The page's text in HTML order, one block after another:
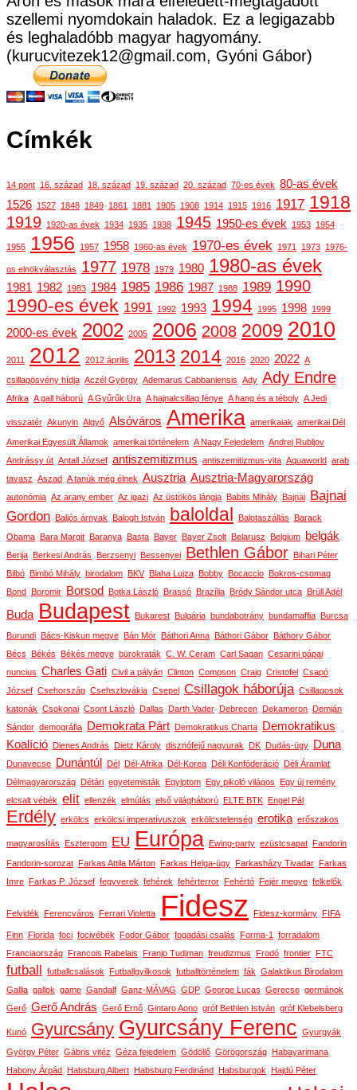
szellemi nyomdokain haladok. Ez a legigazabb
és leghaladóbb magyar hagyomány.
(kurucvitezek12@gmail.com, Gyóni Gábor)
Címkék
14 pont 16. század 18. század 19. század 20. század 70-es évek 80-as évek
1526 1527 1848 1849 1861 1881 1905 1908 1914 1915 1916 1917 1918
1919 1920-as évek 1934 1935 1938 1945 1950-es évek 1953 1954
1955 1956 1957 1958 1960-as évek 1970-es évek 1971 1973 1976-
os elnökválasztás 1977 1978 1979 1980 1980-as évek
1981 1982 1983 1984 1985 1986 1987 1988 1989 1990
1990-es évek 1991 1992 1993 1994 1995 1998 1999
2000-es évek 2002 2005 2006 2008 2009 2010
2011 2012 2012 április 2013 2014 2016 2020 2022 A
csillagösvény hídja Aczél György Ademarus Cabbaniensis Ady Ady Endre
Afrika A gall háború A Gyűrűk Ura A hajnalcsillag fénye A hang és a téboly A Jedi
visszatér Akunyin Algyő Alsóváros Amerika amerikaiak amerikai Dél
Amerikai Egyesült Államok amerikai történelem A Nagy Fejedelem Andrej Rubljov
Andrássy út Antall József antiszemitizmus antiszemitizmus-vita Aquaworld arab
tavasz Aszad A tanúk még élnek Ausztria Ausztria-Magyarország
autonómia Az arany ember Az igazi Az üstökös lángja Babits Mihály Bajnai Bajnai
Gordon Baljós árnyak Balogh István baloldal Balotaszállás Barack
Obama Bara Margit Baranya Basta Bayer Bayer Zsolt Belarusz Belgium belgák
Berija Berkesi András Berzsenyi Bessenyei Bethlen Gábor Bihari Péter
Bilbó Bimbó Mihály birodalom BKV Blaha Lujza Bobby Bocaccio Bokros-csomag
Bond Boromir Borsod Botka László Brassó Brazília Bródy Sándor utca Brüll Adél
Buda Budapest Bukarest Bulgária bundabotrány bundamaffia Burcsa
Burundi Bács-Kiskun megye Bán Mór Báthori Anna Báthori Gábor Báthory Gábor
Bécs Békés Békés megye bürokraták C. W. Ceram Carl Sagan Cesarini pápai
nuncius Charles Gati Civil a pályán Clinton Compson Craig Cristofel Csapó
József Csehország Csehszlovákia Csepel Csillagok háborúja Csillagosok
katonák Csokonai Csont László Dallas Darth Vader Debrecen Dekameron Demján
Sándor demográfia Demokrata Párt Demokratikus Charta
Demokratikus
Koalíció Dienes András Dietz Károly disznófejű nagyurak DK Dudás-ügy Duna
Dunavecse Dunántúl Dél Dél-Afrika Dél-Korea Déli Konföderáció Déli Áramlat
Délmagyarország Détári egyetemisták Egyiptom Egy pikoló világos Egy új remény
elcsalt vébék elit ellenzék elmúlás első világháború ELTE BTK Engel Pál
Erdély erkölcs erkölcsi imperatívuszok erkölcstelenség erotika erőszakos
magyarosítás Esztergom EU Európa Ewing-party ezüstcsapat Fandorin
Fandorin-sorozat Farkas Attila Márton Farkas Helga-ügy Farkasházy Tivadar Farkas
Imre Farkas P. József fegyverek fehérek fehérterror Fehértó Fejér megye felkelők
Felvidék Ferencváros Ferrari Violetta Fidesz Fidesz-kormány FIFA
Finn Florida foci focivébék Fodor Gábor fogadási csalás Forma-1
forradalom
Franciaország Francois Rabelais Franjo Tudjman freudizmus Frodó frontier FTC
futball futballcsalások Futballgyilkosok futballtörténelem fák Galaktikus Birodalom
Gallia gallok game Gandalf Ganz-MÁVAG GDP George Lucas Gerecse germánok
Gerő Gerő András Gerő Ernő Gintaro Aono gróf Bethlen István gróf Klebelsberg
Kunó Gyurcsány Gyurcsány Ferenc Gyurgyák
György Péter Gábris vitéz Géza fejedelem Gödöllő Görögország Habayarimana
Habony Árpád Habsburg Albert Habsburg Ferdinánd Habsburgok Hajdú Péter